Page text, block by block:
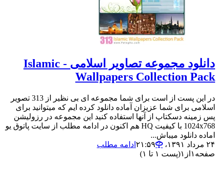
دانلود مجموعه تصاویر اسلامی - Islamic
Wallpapers Collection Pack
در این پست از است برای شما مجموعه ای بی نظیر از 313 تصویر
اسلامی برای شما عزیزان آماده دانلود کرده ایم که میتوانید برای
پس زمینه دسکتاپ از آنها استفاده کنید این مجموعه در رزولیشن
1024x768 با کیفیت HQ هم اکنون در ادامه مطلب از سایت پاتوق یو
اماده دانلود میباش...
۲۴ مرداد ۱۳۹۱،‏ ۲۱:۵۹
ادامه مطلب
صفحه ۱ از ۱(پست ۱ تا ۱)